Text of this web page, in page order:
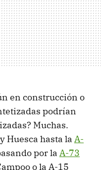
en construcción o
podrían
Muchas.
Huesca hasta la A-
por la A-73
o la A-15